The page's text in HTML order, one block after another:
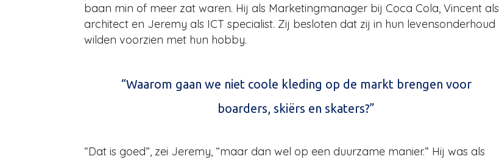
baan min of meer zat waren. Hij als Marketingmanager bij Coca Cola, Vincent als
architect en Jeremy als ICT specialist. Zij besloten dat zij in hun levensonderhoud
wilden voorzien met hun hobby.
“Waarom gaan we niet coole kleding op de markt brengen voor
boarders, skiërs en skaters?”
“Dat is goed”, zei Jeremy, “maar dan wel op een duurzame manier.” Hij was als